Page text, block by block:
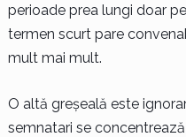
perioade prea lungi doar
termen scurt pare
mult mai mult.
O altă greșeală este
semnatari se